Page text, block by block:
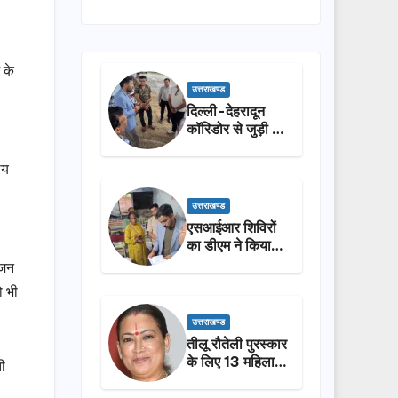
के
भी
उत्तराखण्ड
दिल्ली-देहरादून
कॉरिडोर से जुड़ी 12
उत्तराखण्ड
एसआईआर शिविरों
का डीएम ने किया
उत्तराखण्ड
तीलू रौतेली पुरस्कार
के लिए 13 महिलाओं